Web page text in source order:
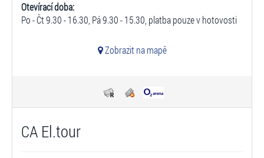
Otevírací doba:
Po - Čt 9.30 - 16.30, Pá 9.30 - 15.30, platba pouze v hotovosti
Zobrazit na mapě
CA El.tour